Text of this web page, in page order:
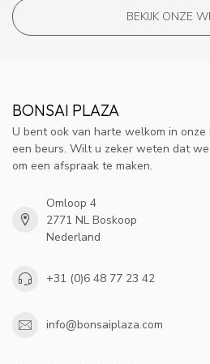
BEKIJK ONZE
BONSAI PLAZA
U bent ook van harte welkom in
een beurs. Wilt u zeker weten dat
om een afspraak te maken.
Omloop 4
2771 NL Boskoop
Nederland
+31 (0)6 48 77 23 42
info@bonsaiplaza.com